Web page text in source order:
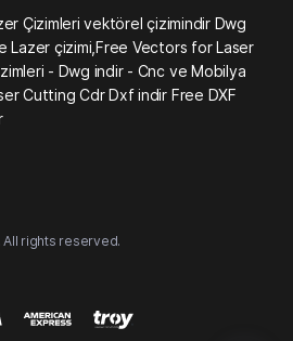
Çizimleri vektörel çizimindir Dwg
Lazer çizimi,Free Vectors for Laser
- Dwg indir - Cnc ve Mobilya
Cutting Cdr Dxf indir Free DXF
rights reserved.